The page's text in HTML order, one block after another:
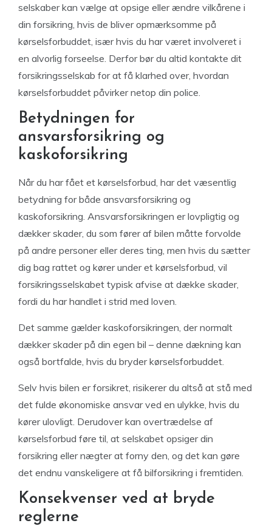
selskaber kan vælge at opsige eller ændre vilkårene i
din forsikring, hvis de bliver opmærksomme på
kørselsforbuddet, især hvis du har været involveret i
en alvorlig forseelse. Derfor bør du altid kontakte dit
forsikringsselskab for at få klarhed over, hvordan
kørselsforbuddet påvirker netop din police.
Betydningen for
ansvarsforsikring og
kaskoforsikring
Når du har fået et kørselsforbud, har det væsentlig
betydning for både ansvarsforsikring og
kaskoforsikring. Ansvarsforsikringen er lovpligtig og
dækker skader, du som fører af bilen måtte forvolde
på andre personer eller deres ting, men hvis du sætter
dig bag rattet og kører under et kørselsforbud, vil
forsikringsselskabet typisk afvise at dække skader,
fordi du har handlet i strid med loven.
Det samme gælder kaskoforsikringen, der normalt
dækker skader på din egen bil – denne dækning kan
også bortfalde, hvis du bryder kørselsforbuddet.
Selv hvis bilen er forsikret, risikerer du altså at stå med
det fulde økonomiske ansvar ved en ulykke, hvis du
kører ulovligt. Derudover kan overtrædelse af
kørselsforbud føre til, at selskabet opsiger din
forsikring eller nægter at forny den, og det kan gøre
det endnu vanskeligere at få bilforsikring i fremtiden.
Konsekvenser ved at bryde
reglerne